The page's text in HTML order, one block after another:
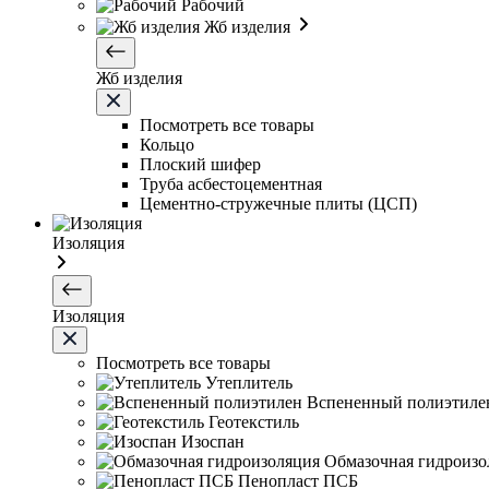
Рабочий
Жб изделия
Жб изделия
Посмотреть все товары
Кольцо
Плоский шифер
Труба асбестоцементная
Цементно-стружечные плиты (ЦСП)
Изоляция
Изоляция
Посмотреть все товары
Утеплитель
Вспененный
Геотекстиль
Изоспан
Обмазочная
Пенопласт ПСБ